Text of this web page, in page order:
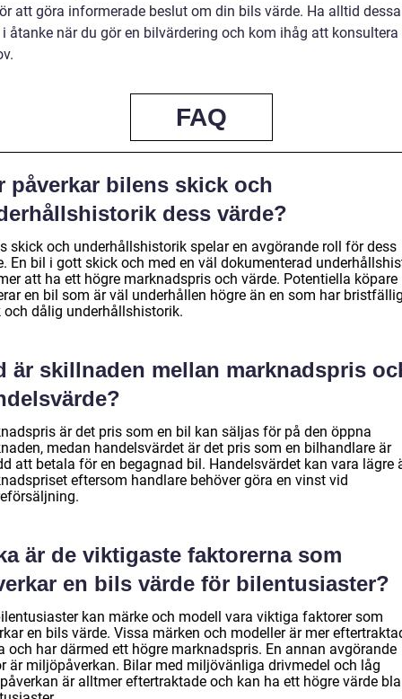
att göra informerade beslut om din bils värde. Ha alltid dessa
åtanke när du gör en bilvärdering och kom ihåg att konsultera
FAQ
påverkar bilens skick och
dess värde?
skick och underhållshistorik spelar en avgörande roll för dess
En bil i gott skick och med en väl dokumenterad
att ha ett högre marknadspris och värde. Potentiella köpare
en bil som är väl underhållen högre än en som har
och dålig underhållshistorik.
är skillnaden mellan marknadspris
är det pris som en bil kan säljas för på den öppna
medan handelsvärdet är det pris som en bilhandlare är
att betala för en begagnad bil. Handelsvärdet kan vara lägre
eftersom handlare behöver göra en vinst vid
är de viktigaste faktorerna som
en bils värde för bilentusiaster?
kan märke och modell vara viktiga faktorer som
en bils värde. Vissa märken och modeller är mer
och har därmed ett högre marknadspris. En annan avgörande
är miljöpåverkan. Bilar med miljövänliga drivmedel och låg
är alltmer eftertraktade och kan ha ett högre värde